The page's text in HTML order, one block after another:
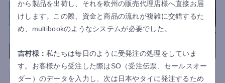
ドイツ 製造 商社 ロジスティクス
から製品を出荷し、それを欧州の販売代理店様へ直接お届
けします。この際、資金と商品の流れが複雑に交錯するた
め、multibookのようなシステムが必要でした。
吉村様：私たちは毎日のように受発注の処理をしていま
す。お客様から受注した際はSO（受注伝票、セールスオー
ダー）のデータを入力し、次は日本やタイに発注するため